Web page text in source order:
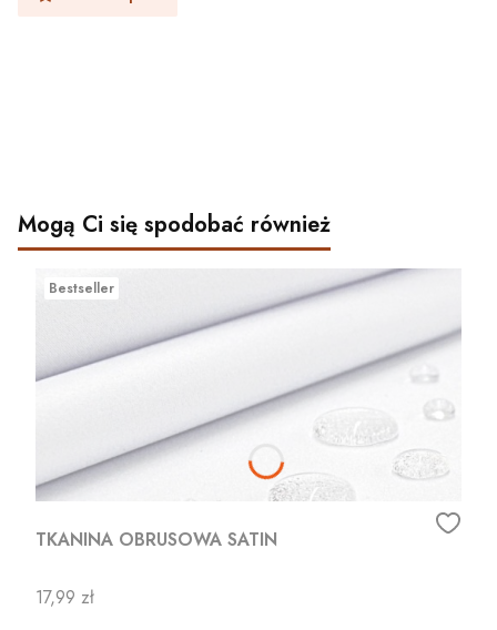
Mogą Ci się spodobać również
Bestseller
TKANINA OBRUSOWA SATIN
Cena
17,99 zł